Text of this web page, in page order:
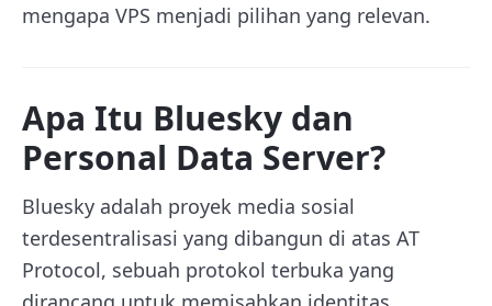
mengapa VPS menjadi pilihan yang relevan.
Apa Itu Bluesky dan
Personal Data Server?
Bluesky adalah proyek media sosial
terdesentralisasi yang dibangun di atas AT
Protocol, sebuah protokol terbuka yang